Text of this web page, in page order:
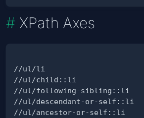
XPath Axes
//ul/li
//ul/child::li
//ul/following-sibling::li
//ul/descendant-or-self::li
//ul/ancestor-or-self::li